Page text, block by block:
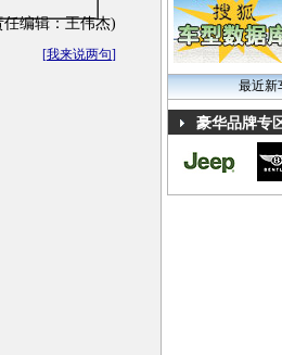
任编辑：王伟杰)
[我来说两句]
最近新
豪华品牌专